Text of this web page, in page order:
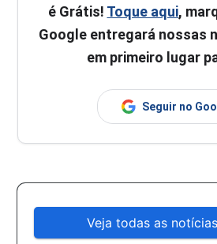
é Grátis! Toque aqui,
Google entregará nossas
em primeiro lugar
Seguir no
Veja todas as